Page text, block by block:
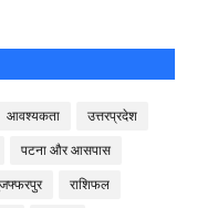
आवश्यकता
उत्तरप्रदेश
पटना और आसपास
राशिफल